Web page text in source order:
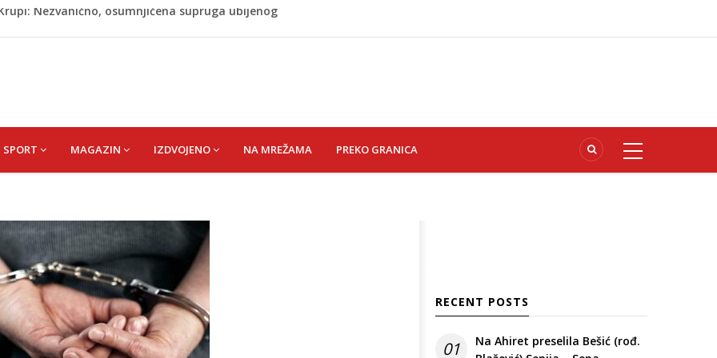
Senija – Sena
obilježavanja godišnjice: "Doživjela sam poniženje
sinu"
Nezvanično, osumnjičena supruga ubijenog
SPORT MAGAZIN IZDVOJENO NA MREŽAMA PREKO GRANICA
RECENT POSTS
01
Na Ahiret preselila Bešić (rođ.